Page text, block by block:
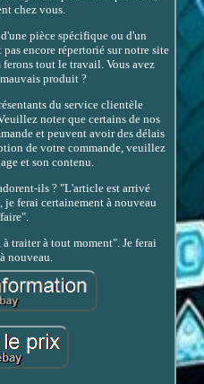
chez vous.
pièce spécifique ou d'un
encore répertorié sur notre site
tout le travail. Vous avez
produit ?
du service clientèle
noter que certains de nos
et peuvent avoir des délais
de votre commande, veuillez
et son contenu.
ils ? "L'article est arrivé
ferai certainement à nouveau
traiter à tout moment". Je ferai
nouveau.